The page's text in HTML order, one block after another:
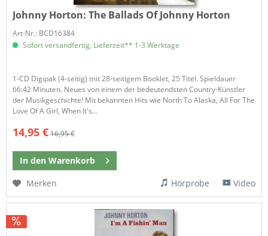
Johnny Horton:The Ballads Of Johnny Horton
Art-Nr.: BCD16384
Sofort versandfertig, Lieferzeit** 1-3 Werktage
1-CD Digipak (4-seitig) mit 28-seitigem Booklet, 25 Titel. Spieldauer
66:42 Minuten. Neues von einem der bedeutendsten Country-Künstler
der Musikgeschichte! Mit bekannten Hits wie North To Alaska, All For The
Love Of A Girl, When It's...
14,95 €16,95 €
In den Warenkorb
Merken
Hörprobe Video